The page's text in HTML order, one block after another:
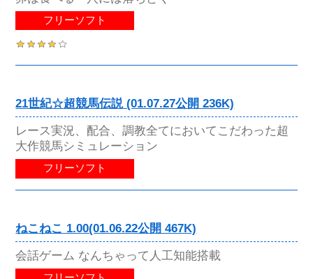
フリーソフト
21世紀☆超競馬伝説 (01.07.27公開 236K)
レース実況、配合、調教全てにおいてこだわった超
大作競馬シミュレーション
フリーソフト
ねこねこ 1.00(01.06.22公開 467K)
会話ゲーム なんちゃって人工知能搭載